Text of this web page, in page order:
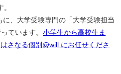
、大学受験専門の「大学受験担当
ています。 小学生から高校生ま
さなる個別@will にお任せくださ